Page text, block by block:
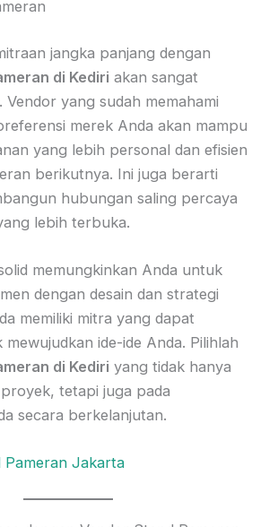
jangka panjang dengan
di Kediri akan sangat
yang sudah memahami
merek Anda akan mampu
yang lebih personal dan efisien
berikutnya. Ini juga berarti
hubungan saling percaya
lebih terbuka.
memungkinkan Anda untuk
dengan desain dan strategi
memiliki mitra yang dapat
ide-ide Anda. Pilihlah
di Kediri yang tidak hanya
tetapi juga pada
secara berkelanjutan.
Pameran Jakarta